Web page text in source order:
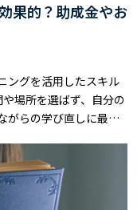
果的？助成金やお
ングを活用したスキル
場所を選ばず、自分の
がらの学び直しに最適
方まで詳しく解説しま
eラーニングを通じた